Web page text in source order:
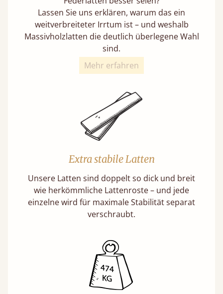
Lassen Sie uns erklären, warum das ein
weitverbreiteter Irrtum ist – und weshalb
Massivholzlatten die deutlich überlegene Wahl
sind.
Mehr erfahren
Extra stabile Latten
Unsere Latten sind doppelt so dick und breit
wie herkömmliche Lattenroste – und jede
einzelne wird für maximale Stabilität separat
verschraubt.